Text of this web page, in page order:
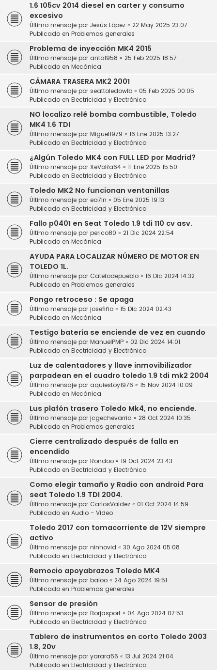
1.6 105cv 2014 diesel en carter y consumo
excesivo
Último mensaje por Jesús López « 22 May 2025 23:07
Publicado en Problemas generales
Problema de inyección MK4 2015
Último mensaje por anto1958 « 25 Feb 2025 18:57
Publicado en Mecánica
CÁMARA TRASERA MK2 2001
Último mensaje por seattoledowlb « 05 Feb 2025 00:05
Publicado en Electricidad y Electrónica
NO localizo relé bomba combustible, Toledo
MK4 1.6 TDI
Último mensaje por Miguel1979 « 16 Ene 2025 13:27
Publicado en Electricidad y Electrónica
¿Algún Toledo MK4 con FULL LED por Madrid?
Último mensaje por XeVoRa64 « 11 Ene 2025 15:50
Publicado en Electricidad y Electrónica
Toledo MK2 No funcionan ventanillas
Último mensaje por ea7ln « 05 Ene 2025 19:13
Publicado en Electricidad y Electrónica
Fallo p0401 en Seat Toledo 1.9 tdi 110 cv asv.
Último mensaje por perico80 « 21 Dic 2024 22:54
Publicado en Mecánica
AYUDA PARA LOCALIZAR NÚMERO DE MOTOR EN
TOLEDO 1L.
Último mensaje por Catetodepueblo « 16 Dic 2024 14:32
Publicado en Problemas generales
Pongo retroceso : Se apaga
Último mensaje por josefiño « 15 Dic 2024 02:43
Publicado en Mecánica
Testigo batería se enciende de vez en cuando
Último mensaje por ManuelPMP « 02 Dic 2024 14:01
Publicado en Electricidad y Electrónica
Luz de calentadores y llave inmovibilizador
parpadean en el cuadro toledo 1.9 tdi mk2 2004
Último mensaje por aquiestoy1976 « 15 Nov 2024 10:09
Publicado en Mecánica
Lus plafón trasero Toledo Mk4, no enciende.
Último mensaje por jcgechevarria « 28 Oct 2024 10:35
Publicado en Problemas generales
Cierre centralizado después de falla en
encendido
Último mensaje por Rondoo « 19 Oct 2024 23:43
Publicado en Electricidad y Electrónica
Como elegir tamaño y Radio con android Para
seat Toledo 1.9 TDI 2004.
Último mensaje por CarlosValdez « 01 Oct 2024 14:59
Publicado en Audio - Video
Toledo 2017 con tomacorriente de 12V siempre
activo
Último mensaje por ninhovid « 30 Ago 2024 05:08
Publicado en Electricidad y Electrónica
Remocio apoyabrazos Toledo MK4
Último mensaje por baloo « 24 Ago 2024 19:51
Publicado en Problemas generales
Sensor de presión
Último mensaje por Borjasport « 04 Ago 2024 07:53
Publicado en Electricidad y Electrónica
Tablero de instrumentos en corto Toledo 2003
1.8, 20v
Último mensaje por yarara56 « 13 Jul 2024 21:04
Publicado en Electricidad y Electrónica